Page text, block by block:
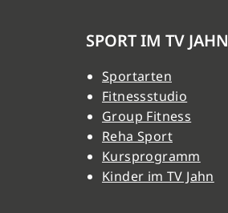
SPORT IM TV JAHN
Sportarten
Fitnessstudio
Group Fitness
Reha Sport
Kursprogramm
Kinder im TV Jahn